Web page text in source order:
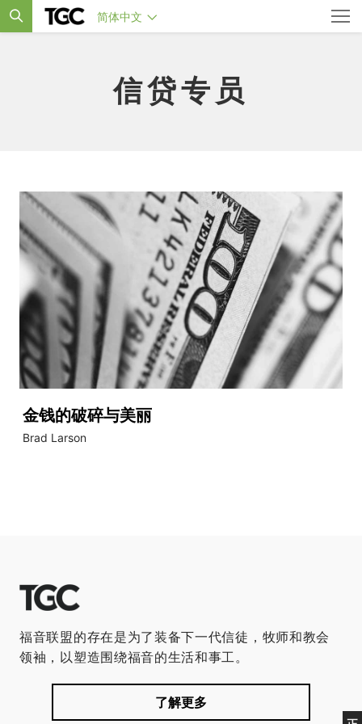
简体中文
信贷专员
金钱的破碎与美丽
Brad Larson
福音联盟的存在是为了装备下一代信徒，牧师和教会
领袖，以塑造围绕福音的生活和事工。
了解更多